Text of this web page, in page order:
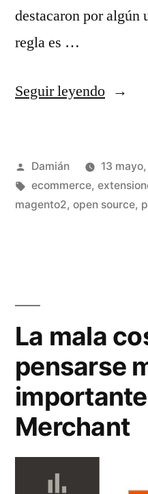
destacaron por
regla es …
Seguir leyendo
–
Publicado
por
Damián 13
Etiquetas:
ecommerce,
magento2, open source,
La mala
pensarse
Merchant